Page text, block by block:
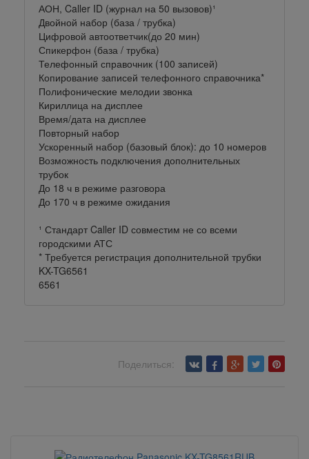
АОН, Caller ID (журнал на 50 вызовов)¹
Двойной набор (база / трубка)
Цифровой автоответчик(до 20 мин)
Спикерфон (база / трубка)
Телефонный справочник (100 записей)
Копирование записей телефонного справочника*
Полифонические мелодии звонка
Кириллица на дисплее
Время/дата на дисплее
Повторный набор
Ускоренный набор (базовый блок): до 10 номеров
Возможность подключения дополнительных
трубок
До 18 ч в режиме разговора
До 170 ч в режиме ожидания
¹ Стандарт Caller ID совместим не со всеми
городскими АТС
* Требуется регистрация дополнительной трубки
KX-TG6561
6561
Поделиться: